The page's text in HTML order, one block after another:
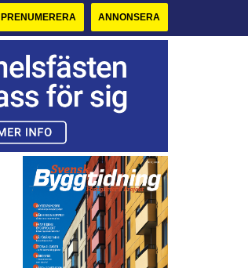
PRENUMERERA ANNONSERA